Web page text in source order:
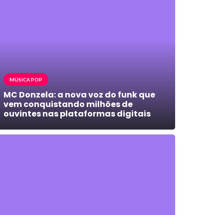
MÚSICA POP
MC Donzela: a nova voz do funk que
vem conquistando milhões de
ouvintes nas plataformas digitais